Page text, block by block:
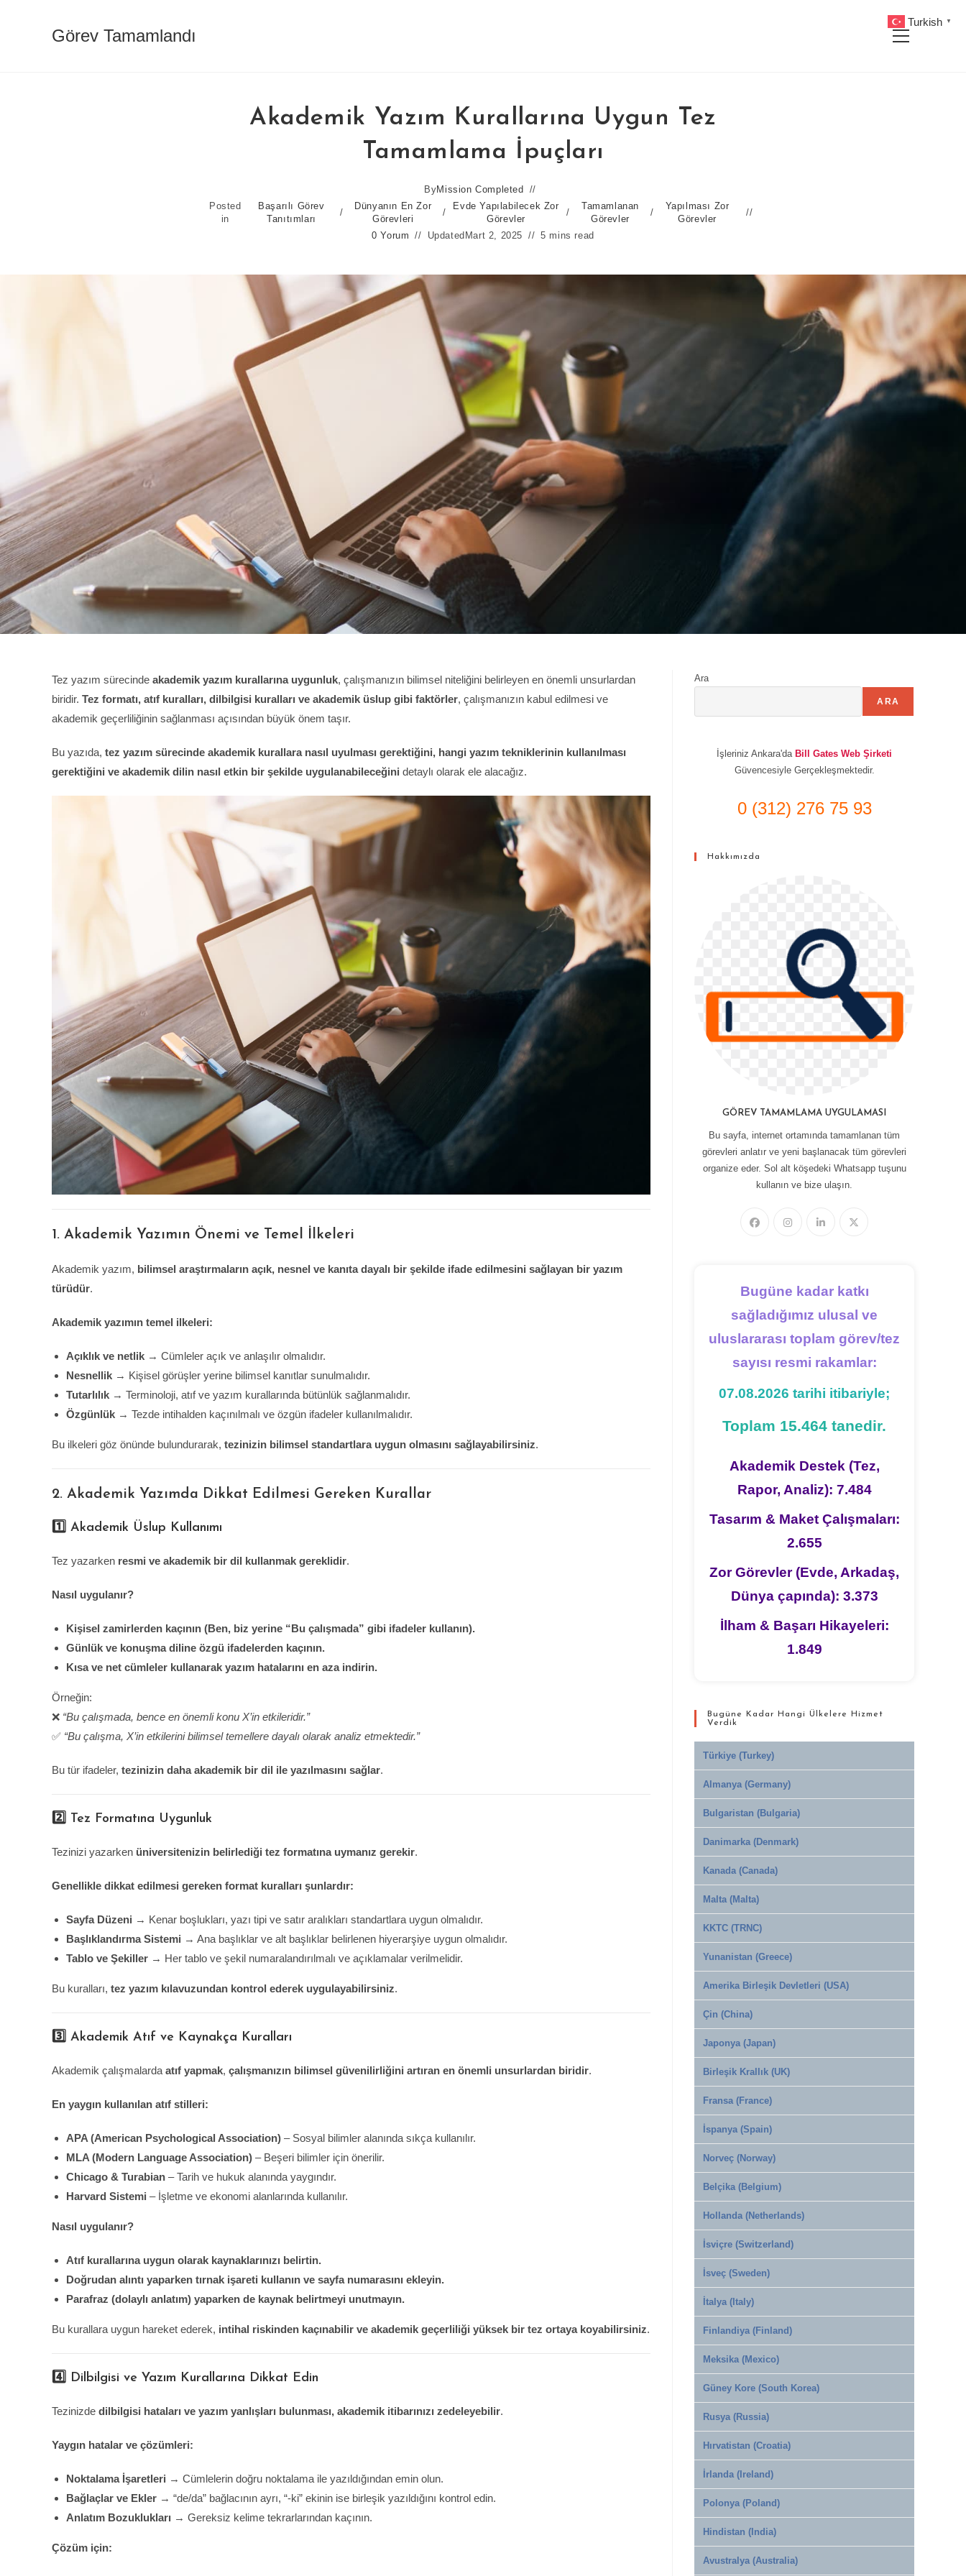
Görev Tamamlandı
Main
Akademik Yazım Kurallarına Uygun Tez
Tamamlama İpuçları
ByMission Completed
Posted
in
Başarılı Görev
Tanıtımları
/
Dünyanın En Zor
Görevleri
/
Evde Yapılabilecek Zor
Görevler
/
Tamamlanan
Görevler
/
Yapılması Zor
Görevler
0 Yorum
Updated Mart 2, 2025 5 mins read
Tez yazım sürecinde akademik yazım kurallarına uygunluk, çalışmanızın bilimsel niteliğini belirleyen en önemli unsurlardan
biridir. Tez formatı, atıf kuralları, dilbilgisi kuralları ve akademik üslup gibi faktörler, çalışmanızın kabul edilmesi ve
akademik geçerliliğinin sağlanması açısından büyük önem taşır.
Bu yazıda, tez yazım sürecinde akademik kurallara nasıl uyulması gerektiğini, hangi yazım tekniklerinin kullanılması
gerektiğini ve akademik dilin nasıl etkin bir şekilde uygulanabileceğini detaylı olarak ele alacağız.
1. Akademik Yazımın Önemi ve Temel İlkeleri
Akademik yazım, bilimsel araştırmaların açık, nesnel ve kanıta dayalı bir şekilde ifade edilmesini sağlayan bir yazım
türüdür.
Akademik yazımın temel ilkeleri:
Açıklık ve netlik → Cümleler açık ve anlaşılır olmalıdır.
Nesnellik → Kişisel görüşler yerine bilimsel kanıtlar sunulmalıdır.
Tutarlılık → Terminoloji, atıf ve yazım kurallarında bütünlük sağlanmalıdır.
Özgünlük → Tezde intihalden kaçınılmalı ve özgün ifadeler kullanılmalıdır.
Bu ilkeleri göz önünde bulundurarak, tezinizin bilimsel standartlara uygun olmasını sağlayabilirsiniz.
2. Akademik Yazımda Dikkat Edilmesi Gereken Kurallar
1️⃣ Akademik Üslup Kullanımı
Tez yazarken resmi ve akademik bir dil kullanmak gereklidir.
Nasıl uygulanır?
Kişisel zamirlerden kaçının (Ben, biz yerine “Bu çalışmada” gibi ifadeler kullanın).
Günlük ve konuşma diline özgü ifadelerden kaçının.
Kısa ve net cümleler kullanarak yazım hatalarını en aza indirin.
Örneğin:
❌ “Bu çalışmada, bence en önemli konu X’in etkileridir.”
✅ “Bu çalışma, X’in etkilerini bilimsel temellere dayalı olarak analiz etmektedir.”
Bu tür ifadeler, tezinizin daha akademik bir dil ile yazılmasını sağlar.
2️⃣ Tez Formatına Uygunluk
Tezinizi yazarken üniversitenizin belirlediği tez formatına uymanız gerekir.
Genellikle dikkat edilmesi gereken format kuralları şunlardır:
Sayfa Düzeni → Kenar boşlukları, yazı tipi ve satır aralıkları standartlara uygun olmalıdır.
Başlıklandırma Sistemi → Ana başlıklar ve alt başlıklar belirlenen hiyerarşiye uygun olmalıdır.
Tablo ve Şekiller → Her tablo ve şekil numaralandırılmalı ve açıklamalar verilmelidir.
Bu kuralları, tez yazım kılavuzundan kontrol ederek uygulayabilirsiniz.
3️⃣ Akademik Atıf ve Kaynakça Kuralları
Akademik çalışmalarda atıf yapmak, çalışmanızın bilimsel güvenilirliğini artıran en önemli unsurlardan biridir.
En yaygın kullanılan atıf stilleri:
APA (American Psychological Association) – Sosyal bilimler alanında sıkça kullanılır.
MLA (Modern Language Association) – Beşeri bilimler için önerilir.
Chicago & Turabian – Tarih ve hukuk alanında yaygındır.
Harvard Sistemi – İşletme ve ekonomi alanlarında kullanılır.
Nasıl uygulanır?
Atıf kurallarına uygun olarak kaynaklarınızı belirtin.
Doğrudan alıntı yaparken tırnak işareti kullanın ve sayfa numarasını ekleyin.
Parafraz (dolaylı anlatım) yaparken de kaynak belirtmeyi unutmayın.
Bu kurallara uygun hareket ederek, intihal riskinden kaçınabilir ve akademik geçerliliği yüksek bir tez ortaya koyabilirsiniz.
4️⃣ Dilbilgisi ve Yazım Kurallarına Dikkat Edin
Tezinizde dilbilgisi hataları ve yazım yanlışları bulunması, akademik itibarınızı zedeleyebilir.
Yaygın hatalar ve çözümleri:
Noktalama İşaretleri → Cümlelerin doğru noktalama ile yazıldığından emin olun.
Bağlaçlar ve Ekler → “de/da” bağlacının ayrı, “-ki” ekinin ise birleşik yazıldığını kontrol edin.
Anlatım Bozuklukları → Gereksiz kelime tekrarlarından kaçının.
Çözüm için:
Ara
ARA
İşleriniz Ankara'da Bill Gates Web Şirketi
Güvencesiyle Gerçekleşmektedir.
0 (312) 276 75 93
Hakkımızda
GÖREV TAMAMLAMA UYGULAMASI
Bu sayfa, internet ortamında tamamlanan tüm
görevleri anlatır ve yeni başlanacak tüm görevleri
organize eder. Sol alt köşedeki Whatsapp tuşunu
kullanın ve bize ulaşın.
Bugüne kadar katkı
sağladığımız ulusal ve
uluslararası toplam görev/tez
sayısı resmi rakamlar:
07.08.2026 tarihi itibariyle;
Toplam 15.464 tanedir.
Akademik Destek (Tez,
Rapor, Analiz): 7.484
Tasarım & Maket Çalışmaları:
2.655
Zor Görevler (Evde, Arkadaş,
Dünya çapında): 3.373
İlham & Başarı Hikayeleri:
1.849
Bugüne Kadar Hangi Ülkelere Hizmet
Verdik
Türkiye (Turkey)
Almanya (Germany)
Bulgaristan (Bulgaria)
Danimarka (Denmark)
Kanada (Canada)
Malta (Malta)
KKTC (TRNC)
Yunanistan (Greece)
Amerika Birleşik Devletleri (USA)
Çin (China)
Japonya (Japan)
Birleşik Krallık (UK)
Fransa (France)
İspanya (Spain)
Norveç (Norway)
Belçika (Belgium)
Hollanda (Netherlands)
İsviçre (Switzerland)
İsveç (Sweden)
İtalya (Italy)
Finlandiya (Finland)
Meksika (Mexico)
Güney Kore (South Korea)
Rusya (Russia)
Hırvatistan (Croatia)
İrlanda (Ireland)
Polonya (Poland)
Hindistan (India)
Avustralya (Australia)
Turkish ▼